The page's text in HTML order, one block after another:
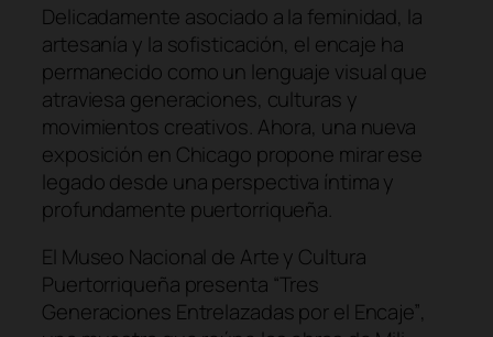
Delicadamente asociado a la feminidad, la
artesanía y la sofisticación, el encaje ha
permanecido como un lenguaje visual que
atraviesa generaciones, culturas y
movimientos creativos. Ahora, una nueva
exposición en Chicago propone mirar ese
legado desde una perspectiva íntima y
profundamente puertorriqueña.
El Museo Nacional de Arte y Cultura
Puertorriqueña presenta “Tres
Generaciones Entrelazadas por el Encaje”,